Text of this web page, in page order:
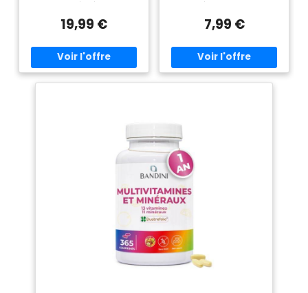
multivitaminés véganes pour
26 vitamines et minéraux
vitamines du groupe B, dans
un seul comprimé par jour. Ils
contribuent au métabolisme
énergétique, au
général (EFSA). Réserve d’un
Contient 13 vitamines et 13
des VNR pour 21 nutriments
essentiels. 365 comprimés
multivitaminés pour un
long de l’année, idéals pour les
emplois du temps chargés, les
apports nutritionnels
insuffisants et les modes de
19,99 €
comprimés de multivitamines
26 vitamines et minéraux
sélectionnés pour vous
accompagner au quotidien.
Ce complément est proposé
avec une cure de 3 mois :
emballage adapté aux boîtes
aux lettres, idéal pour une
prise facile, même en
déplacement. ✔ UN MÉLANGE
EXCEPTIONNEL – Chaque
comprimé contient 26
vitamines et minéraux actifs,
notamment : Vitamine A,
Vitamine K, Vitamine C,
Thiamine, Riboflavine, Niacine,
Vitamine B6, Acide folique,
Vitamine B12, Biotine, Acide
7,99 €